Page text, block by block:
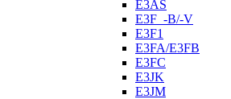
E3AS
E3F_-B/-V
E3F1
E3FA/E3FB
E3FC
E3JK
E3JM